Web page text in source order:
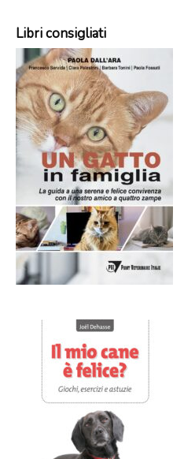
Libri consigliati